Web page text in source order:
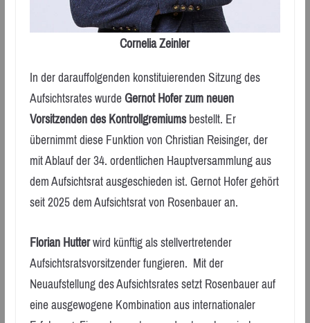
Cornelia Zeinler
In der darauffolgenden konstituierenden Sitzung des
Aufsichtsrates wurdeGernot Hofer zum neuen
Vorsitzenden des Kontrollgremiumsbestellt. Er
übernimmt diese Funktion von Christian Reisinger, der
mit Ablauf der 34. ordentlichen Hauptversammlung aus
dem Aufsichtsrat ausgeschieden ist. Gernot Hofer gehört
seit 2025 dem Aufsichtsrat von Rosenbauer an.
Florian Hutterwird künftig als stellvertretender
Aufsichtsratsvorsitzender fungieren. Mit der
Neuaufstellung des Aufsichtsrates setzt Rosenbauer auf
eine ausgewogene Kombination aus internationaler